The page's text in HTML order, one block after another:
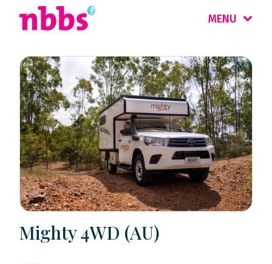
MENU
Mighty 4WD (AU)